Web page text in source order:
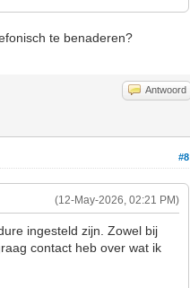
te benaderen?
Antwoord
#8
(12-May-2026, 02:21 PM)
ingesteld zijn. Zowel bij
contact heb over wat ik